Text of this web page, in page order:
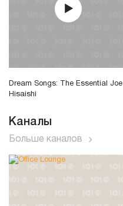
Dream Songs: The Essential Joe
Hisaishi
Каналы
Больше каналов